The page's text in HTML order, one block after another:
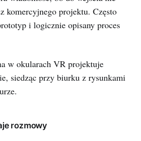
komercyjnego projektu. Często
i logicznie opisany proces
rozmowy